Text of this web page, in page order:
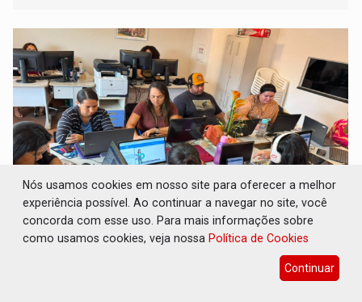
FORTALECIMENTO: Contratação de novos
servidores reforça equipes do Cad Único nos
Nós usamos cookies em nosso site para oferecer a melhor
experiência possível. Ao continuar a navegar no site, você
concorda com esse uso. Para mais informações sobre
como usamos cookies, veja nossa Política de Cookies
Continuar